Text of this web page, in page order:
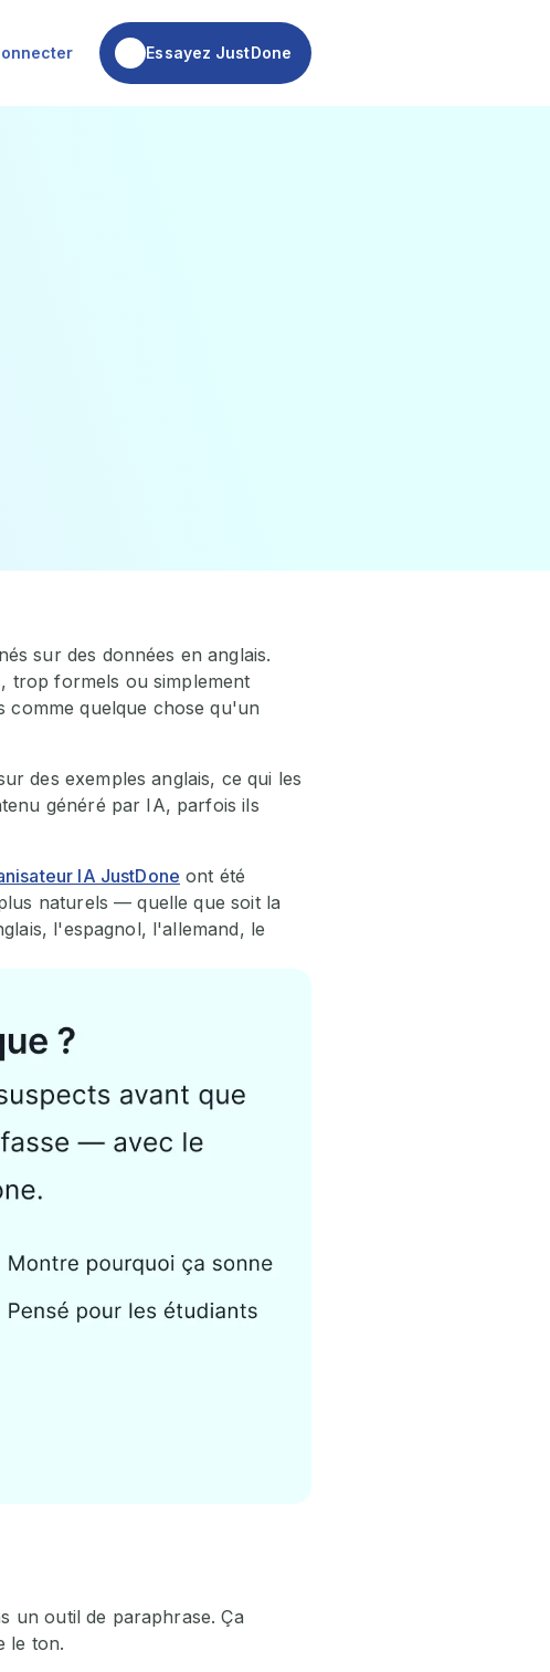
Essayez JustDone
sur des données en anglais.
trop formels ou simplement
comme quelque chose qu'un
des exemples anglais, ce qui les
généré par IA, parfois ils
IA JustDone ont été
naturels — quelle que soit la
l'espagnol, l'allemand, le
un outil de paraphrase. Ça
le ton.